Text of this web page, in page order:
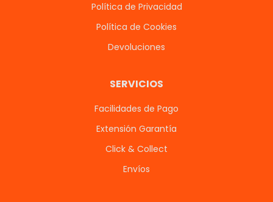
Política de Privacidad
Política de Cookies
Devoluciones
SERVICIOS
Facilidades de Pago
Extensión Garantía
Click & Collect
Envíos